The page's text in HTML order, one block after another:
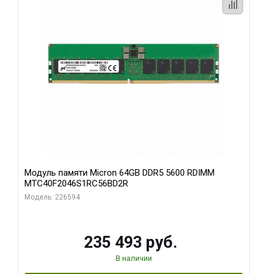
Модуль памяти Micron 64GB DDR5 5600 RDIMM
MTC40F2046S1RC56BD2R
Модель: 226594
235 493 руб.
В наличии